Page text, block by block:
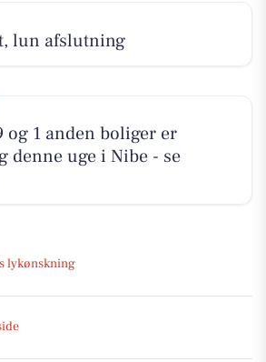
lun afslutning
og 1 anden boliger er
denne uge i Nibe - se
lykønskning